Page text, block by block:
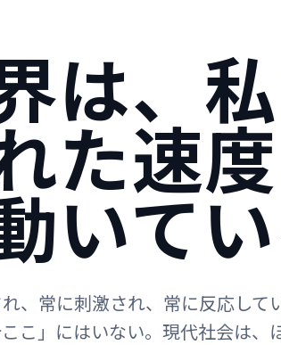
は、
た速
いてい
、常に刺激され、常に反応し
こ」にはいない。現代社会は、